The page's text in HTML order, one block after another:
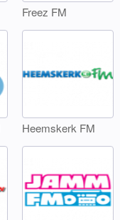
Freez FM
Heemskerk FM